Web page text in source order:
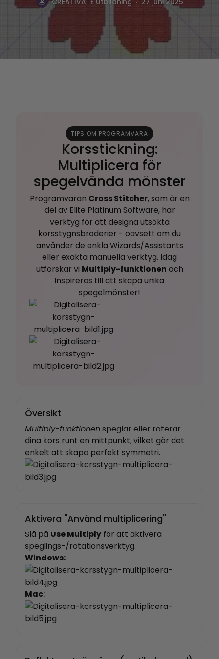
TIPS OM PROGRAMVARA
Korsstickning:
Multiplicera för
spegelvända mönster
Programvaran Cross Stitcher, som är en
del av Elite Platinum Software, har
verktyg för att designa utsökta
korsstygnsbroderier - oavsett om du
använder de enkla Wizards/Assistants
eller exakta manuella verktyg. Idag
utforskar vi Multiply-funktionen och
inspireras till att skapa unika
spegelmönster!
Översikt
Multiply-funktionen speglar eller roterar
dina kors runt en mittpunkt, vilket gör det
enkelt att skapa perfekt symmetri.
Aktivera "Använd multiplicering"
Slå på Use Multiply för att aktivera
speglings-/rotationsverktyg.
Windows:
Mac: